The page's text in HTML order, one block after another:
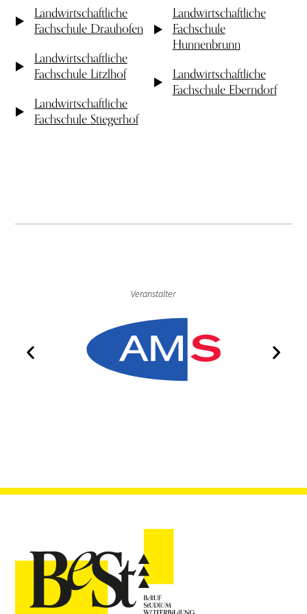
Landwirtschaftliche
Fachschule Drauhofen
Landwirtschaftliche
Fachschule Litzlhof
Landwirtschaftliche
Fachschule Stiegerhof
Landwirtschaftliche
Fachschule
Hunnenbrunn
Landwirtschaftliche
Fachschule Eberndorf
Veranstalter